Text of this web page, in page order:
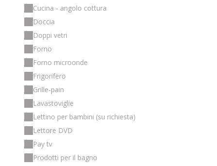
Cucina - angolo cottura
Doccia
Doppi vetri
Forno
Forno microonde
Frigorifero
Grille-pain
Lavastoviglie
Lettino per bambini (su richiesta)
Lettore DVD
Pay tv
Prodotti per il bagno